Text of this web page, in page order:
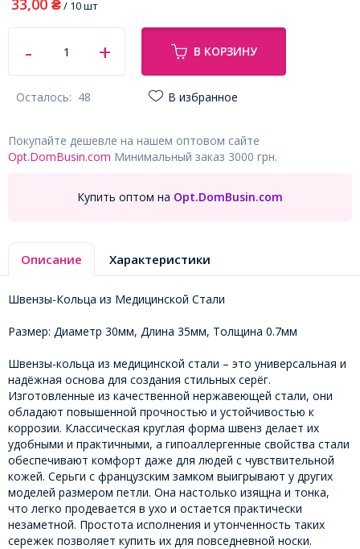
33,00 ₴/ 10 шт
В КОРЗИНУ
Осталось: 48 В избранное
Покупайте дешевле на нашем оптовом сайте
Opt.DomBusin.com Минимальный заказ 3000 грн.
Купить оптом на Opt.DomBusin.com
Описание Характеристики
Швензы-Кольца из Медицинской Стали
Размер: Диаметр 30мм, Длина 35мм, Толщина 0.7мм
Швензы-кольца из медицинской стали – это универсальная и
надёжная основа для создания стильных серёг.
Изготовленные из качественной нержавеющей стали, они
обладают повышенной прочностью и устойчивостью к
коррозии. Классическая круглая форма швенз делает их
удобными и практичными, а гипоаллергенные свойства стали
обеспечивают комфорт даже для людей с чувствительной
кожей. Серьги с французским замком выигрывают у других
моделей размером петли. Она настолько изящна и тонка,
что легко продевается в ухо и остается практически
незаметной. Простота исполнения и утонченность таких
сережек позволяет купить их для повседневной носки.